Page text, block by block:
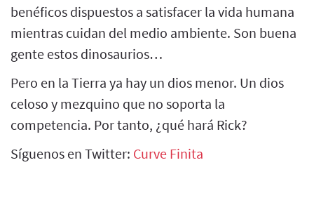
benéficos dispuestos a satisfacer la vida humana
mientras cuidan del medio ambiente. Son buena
gente estos dinosaurios…
Pero en la Tierra ya hay un dios menor. Un dios
celoso y mezquino que no soporta la
competencia. Por tanto, ¿qué hará Rick?
Síguenos en Twitter: Curve Finita